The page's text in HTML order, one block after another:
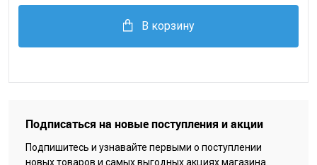
В корзину
Подписаться на новые поступления и акции
Подпишитесь и узнавайте первыми о поступлении
новых товаров и самых выгодных акциях магазина.